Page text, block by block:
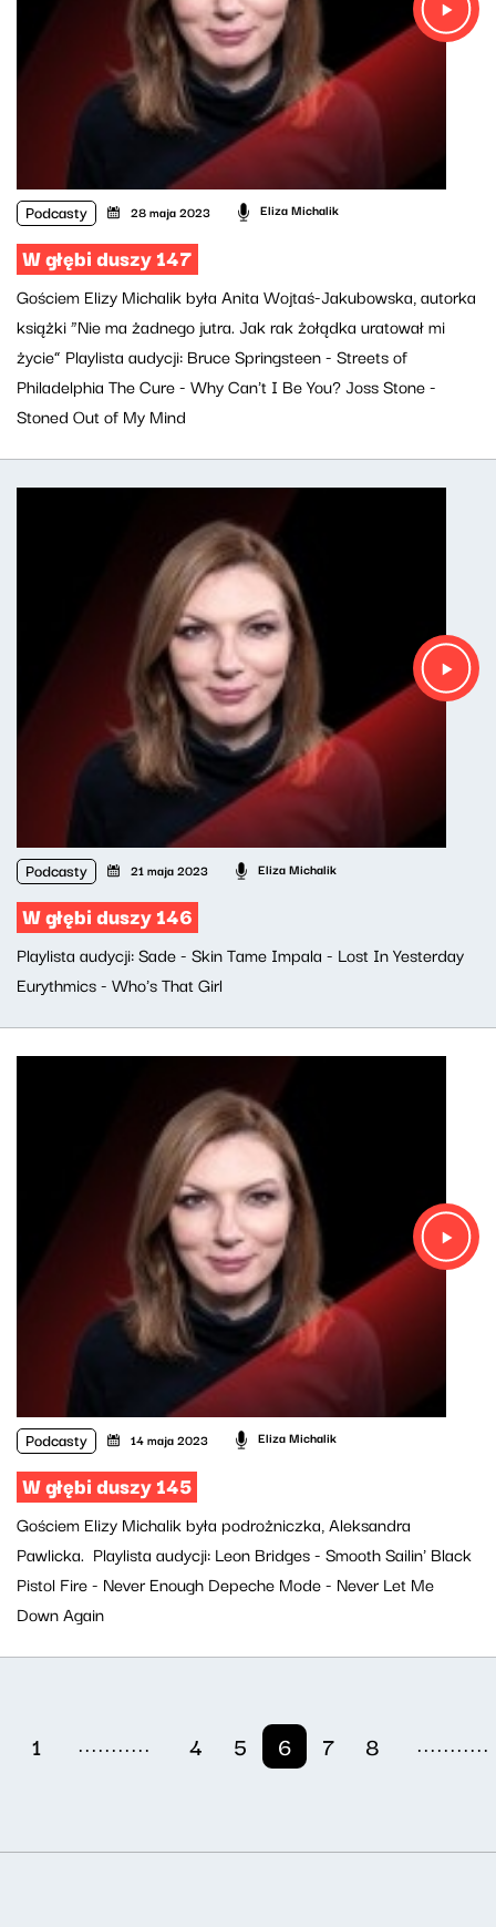
Podcasty 28 maja 2023 Eliza Michalik
W głębi duszy 147
Gościem Elizy Michalik była Anita Wojtaś-Jakubowska, autorka
książki “Nie ma żadnego jutra. Jak rak żołądka uratował mi
życie” Playlista audycji: Bruce Springsteen - Streets of
Philadelphia The Cure - Why Can't I Be You? Joss Stone -
Stoned Out of My Mind
Podcasty 21 maja 2023 Eliza Michalik
W głębi duszy 146
Playlista audycji: Sade - Skin Tame Impala - Lost In Yesterday
Eurythmics - Who's That Girl
Podcasty 14 maja 2023 Eliza Michalik
W głębi duszy 145
Gościem Elizy Michalik była podrożniczka, Aleksandra
Pawlicka. Playlista audycji: Leon Bridges - Smooth Sailin' Black
Pistol Fire - Never Enough Depeche Mode - Never Let Me
Down Again
1 ........... 4 5 6 7 8 ...........